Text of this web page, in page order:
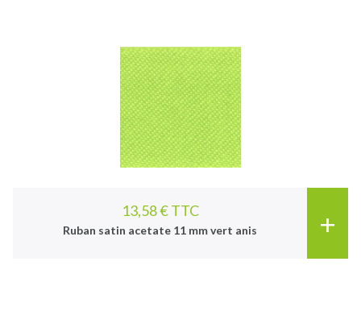
13,58 € TTC
Ruban satin acetate 11 mm vert anis +